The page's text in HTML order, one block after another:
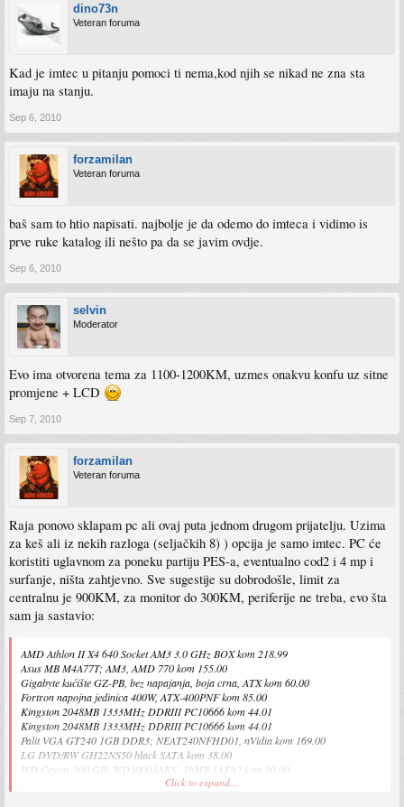
dino73n
Veteran foruma
Kad je imtec u pitanju pomoci ti nema,kod njih se nikad ne zna sta
imaju na stanju.
Sep 6, 2010
forzamilan
Veteran foruma
baš sam to htio napisati. najbolje je da odemo do imteca i vidimo is
prve ruke katalog ili nešto pa da se javim ovdje.
Sep 6, 2010
selvin
Moderator
Evo ima otvorena tema za 1100-1200KM, uzmes onakvu konfu uz sitne
promjene + LCD
Sep 7, 2010
forzamilan
Veteran foruma
Raja ponovo sklapam pc ali ovaj puta jednom drugom prijatelju. Uzima
za keš ali iz nekih razloga (seljačkih 8) ) opcija je samo imtec. PC će
koristiti uglavnom za poneku partiju PES-a, eventualno cod2 i 4 mp i
surfanje, ništa zahtjevno. Sve sugestije su dobrodošle, limit za
centralnu je 900KM, za monitor do 300KM, periferije ne treba, evo šta
sam ja sastavio:
AMD Athlon II X4 640 Socket AM3 3.0 GHz BOX kom 218.99
Asus MB M4A77T; AM3, AMD 770 kom 155.00
Gigabyte kućište GZ-PB, bez napajanja, boja crna, ATX kom 60.00
Fortron napojna jedinica 400W, ATX-400PNF kom 85.00
Kingston 2048MB 1333MHz DDRIII PC10666 kom 44.01
Kingston 2048MB 1333MHz DDRIII PC10666 kom 44.01
Palit VGA GT240 1GB DDR3; NEAT240NFHD01, nVidia kom 169.00
LG DVD/RW GH22NS50 black SATA kom 38.00
WD Caviar 500 GB; WD5000AAKS; 16MB SATA2 kom 90.00
LG W2246S-BF LCD Monitor kom 309.02
Click to expand...